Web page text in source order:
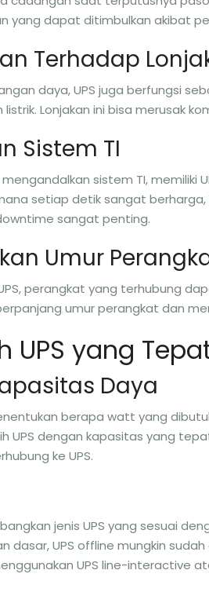
yang dapat ditimbulkan akibat
Terhadap
daya, UPS juga berfungsi
Lonjakan ini bisa merusak
Sistem TI
sistem TI, memiliki
setiap detik sangat
sangat penting.
Umur
perangkat yang terhubung
umur perangkat dan
UPS yang
Daya
berapa watt yang
UPS dengan kapasitas yang
ke UPS.
jenis UPS yang sesuai
UPS offline mungkin sudah
UPS line-interactive